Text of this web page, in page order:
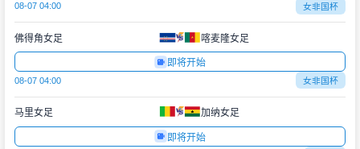
08-07 04:00 女非国杯
佛得角女足 喀麦隆女足
即将开始
08-07 04:00 女非国杯
马里女足 加纳女足
即将开始